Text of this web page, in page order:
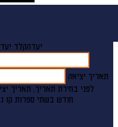
יעדהקלד
תאריך יציאה
לפני בחירת תאריך, תאריך
חודש בשתי ספרות קו